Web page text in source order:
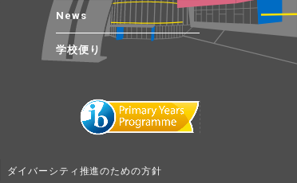
News
学校便り
ダイバーシティ推進のための方針